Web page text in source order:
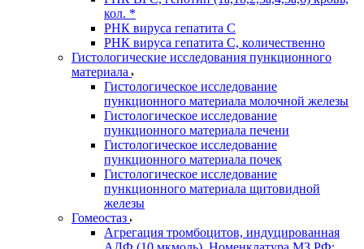
кол. *
РНК вируса гепатита C
РНК вируса гепатита C, количественно
Гистологические исследования пункционного
материала
Гистологическое исследование
пункционного материала молочной железы
Гистологическое исследование
пункционного материала печени
Гистологическое исследование
пункционного материала почек
Гистологическое исследование
пункционного материала щитовидной
железы
Гомеостаз
Агрегация тромбоцитов, индуцированная